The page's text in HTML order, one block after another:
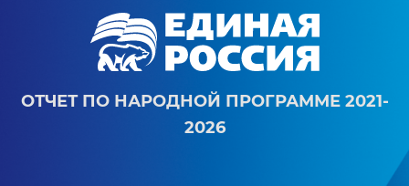
ОТЧЕТ ПО НАРОДНОЙ ПРОГРАММЕ 2021-
2026